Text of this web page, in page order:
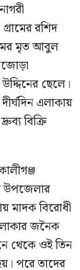
রশিদ
মৃত আবুল
ছেলে।
এলাকায়
বিক্রি
উপজেলার
মাদক বিরোধী
জনৈক
থেকে ওই তিন
পরে তাদের